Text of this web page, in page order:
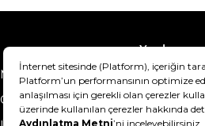
Yardım
Mesafeli Satış Sözleşmesi
Gizlilik Sözleşmesi